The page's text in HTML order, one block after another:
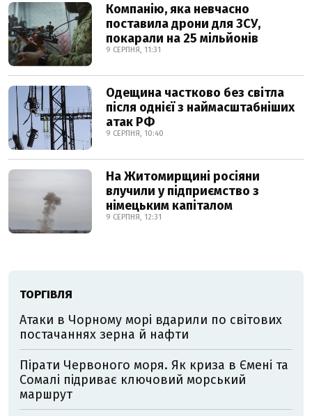
Компанію, яка невчасно
поставила дрони для ЗСУ,
покарали на 25 мільйонів
9 СЕРПНЯ, 11:31
Одещина частково без світла
після однієї з наймасштабніших
атак РФ
9 СЕРПНЯ, 10:40
На Житомирщині росіяни
влучили у підприємство з
німецьким капіталом
9 СЕРПНЯ, 12:31
ТОРГІВЛЯ
Атаки в Чорному морі вдарили по світових
постачаннях зерна й нафти
Пірати Червоного моря. Як криза в Ємені та
Сомалі підриває ключовий морський
маршрут